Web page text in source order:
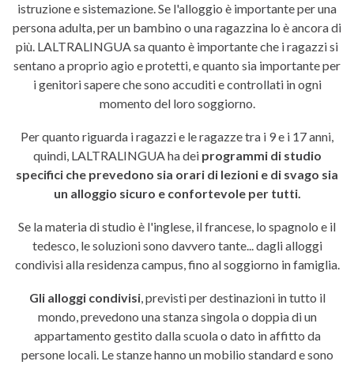
istruzione e sistemazione. Se l'alloggio è importante per una
persona adulta, per un bambino o una ragazzina lo è ancora di
più. LALTRALINGUA sa quanto è importante che i ragazzi si
sentano a proprio agio e protetti, e quanto sia importante per
i genitori sapere che sono accuditi e controllati in ogni
momento del loro soggiorno.
Per quanto riguarda i ragazzi e le ragazze tra i 9 e i 17 anni,
quindi, LALTRALINGUA ha dei programmi di studio
specifici che prevedono sia orari di lezioni e di svago sia
un alloggio sicuro e confortevole per tutti.
Se la materia di studio è l'inglese, il francese, lo spagnolo e il
tedesco, le soluzioni sono davvero tante... dagli alloggi
condivisi alla residenza campus, fino al soggiorno in famiglia.
Gli alloggi condivisi, previsti per destinazioni in tutto il
mondo, prevedono una stanza singola o doppia di un
appartamento gestito dalla scuola o dato in affitto da
persone locali. Le stanze hanno un mobilio standard e sono